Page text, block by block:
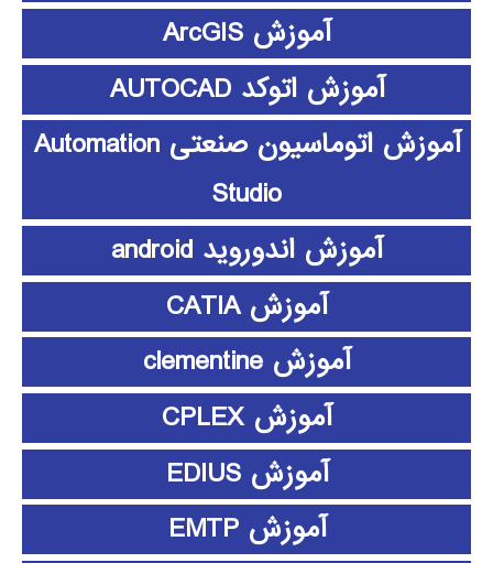
آموزش ArcGIS
آموزش اتوکد AUTOCAD
آموزش اتوماسیون صنعتی Automation
Studio
آموزش اندوروید android
آموزش CATIA
آموزش clementine
آموزش CPLEX
آموزش EDIUS
آموزش EMTP